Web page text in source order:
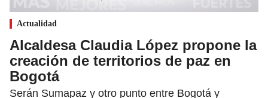
Actualidad
Alcaldesa Claudia López propone la
creación de territorios de paz en
Bogotá
Serán Sumapaz y otro punto entre Bogotá y